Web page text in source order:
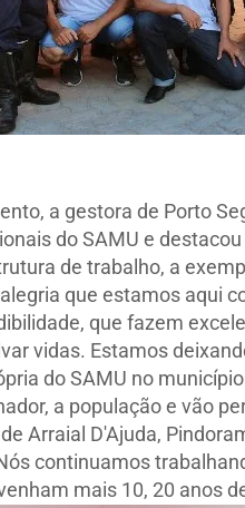
a gestora de Porto
do SAMU e
de trabalho, a
que estamos aqui
que fazem
vidas. Estamos
do SAMU no
a população e vão
Arraial D'Ajuda,
continuamos
mais 10, 20 anos